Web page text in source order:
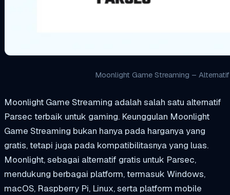
Moonlight Game Streaming –
Moonlight Game Streaming adalah salah satu alternatif
Parsec terbaik untuk gaming. Keunggulan Moonlight
Game Streaming bukan hanya pada harganya yang
gratis, tetapi juga pada kompatibilitasnya yang luas.
Moonlight, sebagai alternatif gratis untuk Parsec,
mendukung berbagai platform, termasuk Windows,
macOS, Raspberry Pi, Linux, serta platform mobile